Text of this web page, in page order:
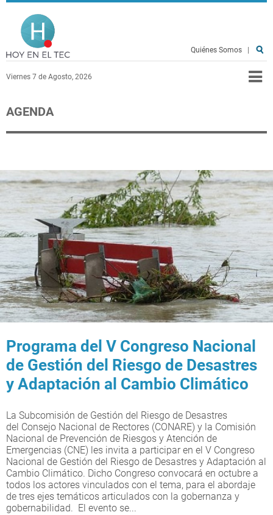
Pasar al contenido principal
Viernes 7 de Agosto, 2026
Quiénes Somos
AGENDA
Programa del V Congreso Nacional
de Gestión del Riesgo de Desastres
y Adaptación al Cambio Climático
La Subcomisión de Gestión del Riesgo de Desastres
del Consejo Nacional de Rectores (CONARE) y la Comisión
Nacional de Prevención de Riesgos y Atención de
Emergencias (CNE) les invita a participar en el V Congreso
Nacional de Gestión del Riesgo de Desastres y Adaptación al
Cambio Climático. Dicho Congreso convocará en octubre a
todos los actores vinculados con el tema, para el abordaje
de tres ejes temáticos articulados con la gobernanza y
gobernabilidad. El evento se...